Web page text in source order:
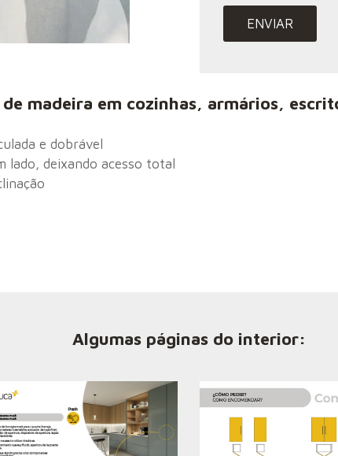
madeira em cozinhas, armários,
e dobrável
lado, deixando acesso total
Algumas páginas do interior: